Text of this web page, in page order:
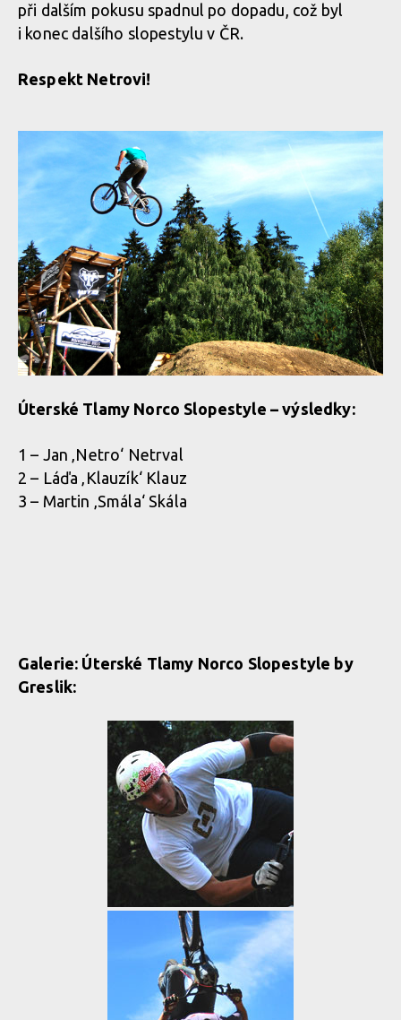
při dalším pokusu spadnul po dopadu, což byl
i konec dalšího slopestylu v ČR.
Respekt Netrovi!
Úterské Tlamy Norco Slopestyle – výsledky:
1 – Jan ‚Netro‘ Netrval
2 – Láďa ‚Klauzík‘ Klauz
3 – Martin ‚Smála‘ Skála
Galerie: Úterské Tlamy Norco Slopestyle by
Greslik: